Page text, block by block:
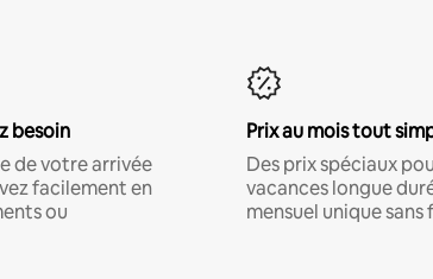
besoin
de votre arrivée
facilement en
ou
Prix au mois tout
Des prix spéciaux
vacances longue
mensuel unique